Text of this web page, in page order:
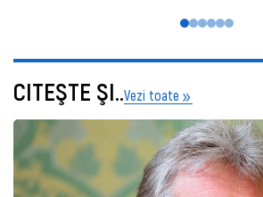
CITEŞTE ŞI..Vezi toate